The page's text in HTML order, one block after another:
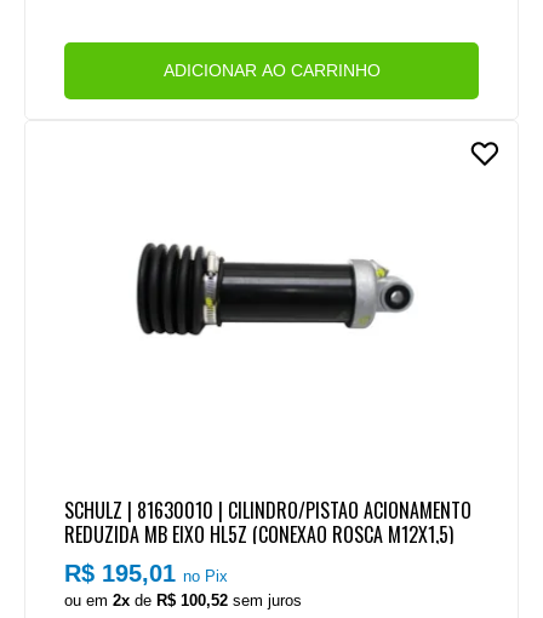
ADICIONAR AO CARRINHO
SCHULZ | 81630010 | CILINDRO/PISTAO ACIONAMENTO
REDUZIDA MB EIXO HL5Z (CONEXAO ROSCA M12X1,5)
R$ 195,01no Pix
ou em2x de R$ 100,52 sem juros